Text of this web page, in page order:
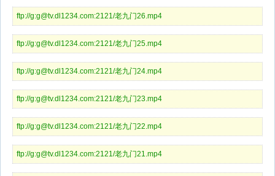
ftp://g:g@tv.dl1234.com:2121/老九门26.mp4
ftp://g:g@tv.dl1234.com:2121/老九门25.mp4
ftp://g:g@tv.dl1234.com:2121/老九门24.mp4
ftp://g:g@tv.dl1234.com:2121/老九门23.mp4
ftp://g:g@tv.dl1234.com:2121/老九门22.mp4
ftp://g:g@tv.dl1234.com:2121/老九门21.mp4